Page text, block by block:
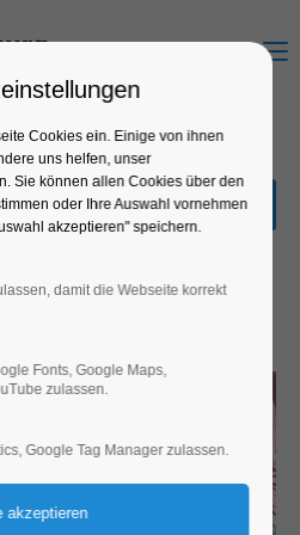
Menu
Jugend
Cookies ein. Einige von ihnen
uns helfen, unser
Sie können allen Cookies über den
oder Ihre Auswahl vornehmen
akzeptieren" speichern.
damit die Webseite korrekt
Fonts, Google Maps,
zulassen.
Google Tag Manager zulassen.